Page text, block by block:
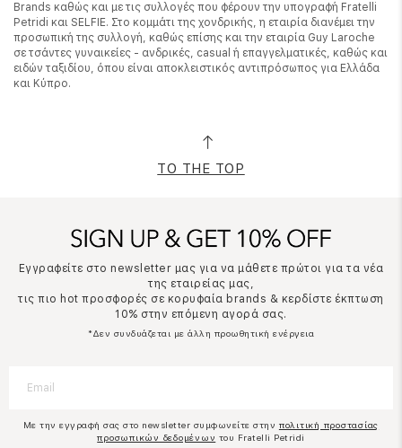
Brands καθώς και με τις συλλογές που φέρουν την υπογραφή Fratelli
Petridi και SELFIE. Στο κομμάτι της χονδρικής, η εταιρία διανέμει την
προσωπική της συλλογή, καθώς επίσης και την εταιρία Guy Laroche
σε τσάντες γυναικείες - ανδρικές, casual ή επαγγελματικές, καθώς και
ειδών ταξιδίου, όπου είναι αποκλειστικός αντιπρόσωπος για Ελλάδα
και Κύπρο.
TO THE TOP
Εγγραφείτε στο newsletter μας για να μάθετε πρώτοι για τα νέα
της εταιρείας μας,
τις πιο hot προσφορές σε κορυφαία brands & κερδίστε έκπτωση
10% στην επόμενη αγορά σας.
*Δεν συνδυάζεται με άλλη προωθητική ενέργεια
Με την εγγραφή σας στο newsletter συμφωνείτε στην πολιτική προστασίας
προσωπικών δεδομένων του Fratelli Petridi